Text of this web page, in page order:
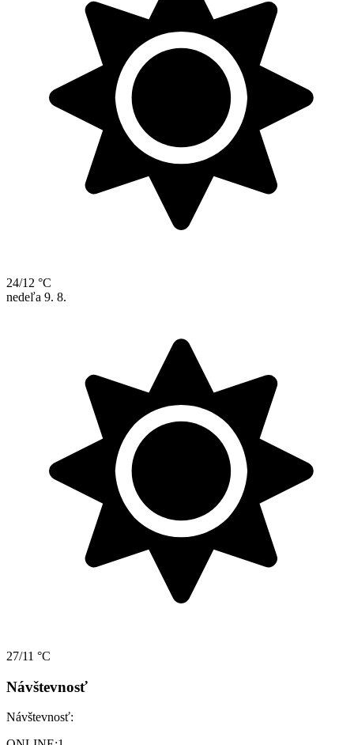
24/12 °C
nedeľa 9. 8.
27/11 °C
Návštevnosť
Návštevnosť: